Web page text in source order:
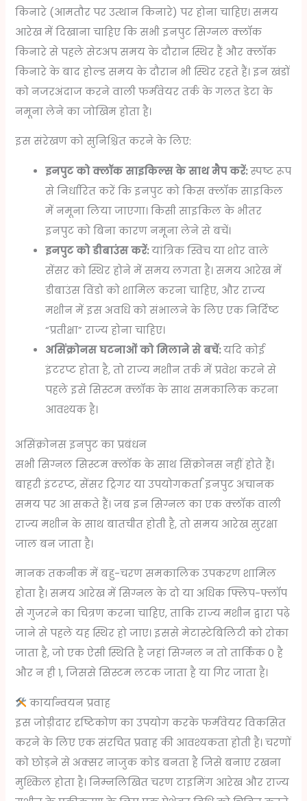
किनारे (आमतौर पर उत्थान किनारे) पर होना चाहिए। समय
आरेख में दिखाना चाहिए कि सभी इनपुट सिग्नल क्लॉक
किनारे से पहले सेटअप समय के दौरान स्थिर हैं और क्लॉक
किनारे के बाद होल्ड समय के दौरान भी स्थिर रहते हैं। इन खंडों
को नजरअंदाज करने वाली फर्मवेयर तर्क के गलत डेटा के
नमूना लेने का जोखिम होता है।
इस संरेखण को सुनिश्चित करने के लिए:
इनपुट को क्लॉक साइकिल्स के साथ मैप करें:स्पष्ट रूप
से निर्धारित करें कि इनपुट को किस क्लॉक साइकिल
में नमूना लिया जाएगा। किसी साइकिल के भीतर
इनपुट को बिना कारण नमूना लेने से बचें।
इनपुट को डीबाउंस करें:यांत्रिक स्विच या शोर वाले
सेंसर को स्थिर होने में समय लगता है। समय आरेख में
डीबाउंस विंडो को शामिल करना चाहिए, और राज्य
मशीन में इस अवधि को संभालने के लिए एक निर्दिष्ट
“प्रतीक्षा” राज्य होना चाहिए।
असिंक्रोनस घटनाओं को मिलाने से बचें:यदि कोई
इंटरप्ट होता है, तो राज्य मशीन तर्क में प्रवेश करने से
पहले इसे सिस्टम क्लॉक के साथ समकालिक करना
आवश्यक है।
असिंक्रोनस इनपुट का प्रबंधन
सभी सिग्नल सिस्टम क्लॉक के साथ सिंक्रोनस नहीं होते हैं।
बाहरी इंटरप्ट, सेंसर ट्रिगर या उपयोगकर्ता इनपुट अचानक
समय पर आ सकते हैं। जब इन सिग्नल का एक क्लॉक वाली
राज्य मशीन के साथ बातचीत होती है, तो समय आरेख सुरक्षा
जाल बन जाता है।
मानक तकनीक में बहु-चरण समकालिक उपकरण शामिल
होता है। समय आरेख में सिग्नल के दो या अधिक फ्लिप-फ्लॉप
से गुजरने का चित्रण करना चाहिए, ताकि राज्य मशीन द्वारा पढ़े
जाने से पहले यह स्थिर हो जाए। इससे मेटास्टेबिलिटी को रोका
जाता है, जो एक ऐसी स्थिति है जहां सिग्नल न तो तार्किक 0 है
और न ही 1, जिससे सिस्टम लटक जाता है या गिर जाता है।
कार्यान्वयन प्रवाह
इस जोड़ीदार दृष्टिकोण का उपयोग करके फर्मवेयर विकसित
करने के लिए एक संरचित प्रवाह की आवश्यकता होती है। चरणों
को छोड़ने से अक्सर नाजुक कोड बनता है जिसे बनाए रखना
मुश्किल होता है। निम्नलिखित चरण टाइमिंग आरेख और राज्य